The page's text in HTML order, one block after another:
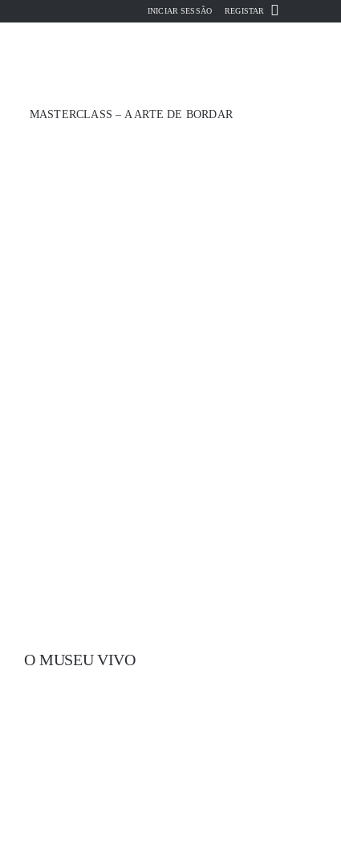
INICIAR SESSÃO REGISTAR
MASTERCLASS – A ARTE DE BORDAR
O MUSEU VIVO